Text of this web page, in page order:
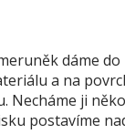
dáme do
a na
Necháme ji
postavíme